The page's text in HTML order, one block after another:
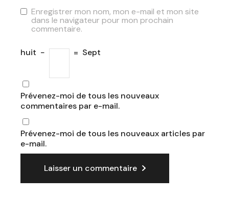
Enregistrer mon nom, mon e-mail et mon site
dans le navigateur pour mon prochain
commentaire.
huit − = Sept
Prévenez-moi de tous les nouveaux
commentaires par e-mail.
Prévenez-moi de tous les nouveaux articles par
e-mail.
Laisser un commentaire